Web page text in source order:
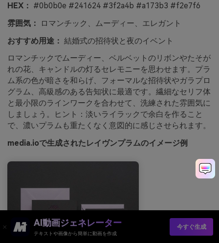
HEX： #0b0b0e #241624 #3f2a4b #a173b3 #f2e7f6
雰囲気：
ロマンチック、ムーディー、エレガント
おすすめ用途： 結婚式の招待状と夜のイベント
ロマンチックでムーディー、ベルベットのリボンやたそが
れの花、キャンドルの灯るセレモニーを思わせます。プラ
ム系の色が暗さを和らげ、フォーマルな招待状やガラプロ
グラム、高級感のある告知状に最適です。繊細なセリフ体
と最小限のラインワークを合わせて、洗練された雰囲気に
しましょう。ヒント：淡いライラックで余白を作ること
で、濃いプラムも重たくなく意図的に感じさせられます。
media.ioで生成されたレイヴンプラムのイメージ例
AI動画ジェネレーター
テキストや画像から簡単に動画を作成
今すぐ生成